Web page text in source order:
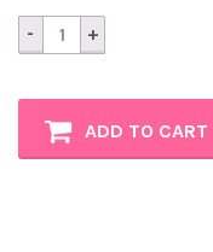
Anastasia
quantity
ADD TO CART